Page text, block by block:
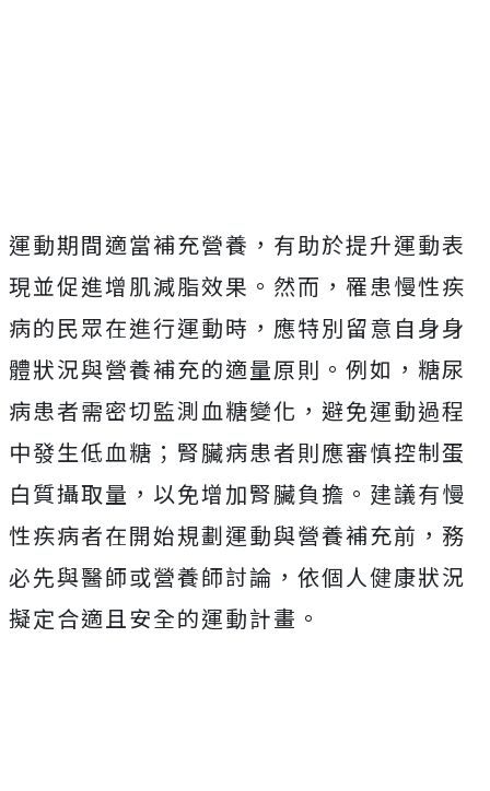
運動期間適當補充營養，有助於提升運動表
現並促進增肌減脂效果。然而，罹患慢性疾
病的民眾在進行運動時，應特別留意自身身
體狀況與營養補充的適量原則。例如，糖尿
病患者需密切監測血糖變化，避免運動過程
中發生低血糖；腎臟病患者則應審慎控制蛋
白質攝取量，以免增加腎臟負擔。建議有慢
性疾病者在開始規劃運動與營養補充前，務
必先與醫師或營養師討論，依個人健康狀況
擬定合適且安全的運動計畫。